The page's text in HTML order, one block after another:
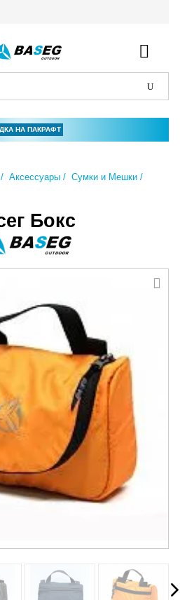
НА ПАКРАФТ
Аксессуары
Сумки и Мешки
Бокс